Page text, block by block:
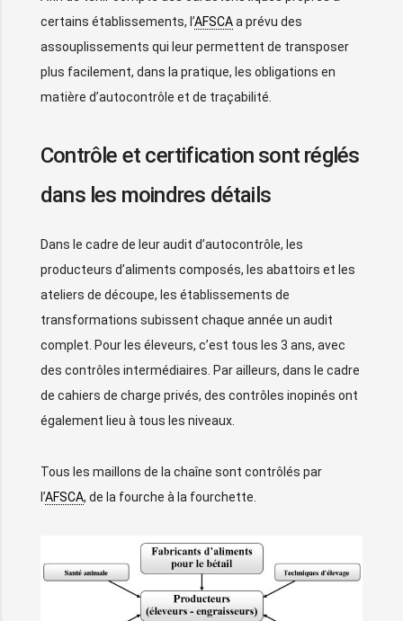
certains établissements, l’AFSCAa prévu des
assouplissements qui leur permettent de transposer
plus facilement, dans la pratique, les obligations en
matière d’autocontrôle et de traçabilité.
Contrôle et certification sont réglés
dans les moindres détails
Dans le cadre de leur audit d’autocontrôle, les
producteurs d’aliments composés, les abattoirs et les
ateliers de découpe, les établissements de
transformations subissent chaque année un audit
complet. Pour les éleveurs, c’est tous les 3 ans, avec
des contrôles intermédiaires. Par ailleurs, dans le cadre
de cahiers de charge privés, des contrôles inopinés ont
également lieu à tous les niveaux.
Tous les maillons de la chaîne sont contrôlés par
l’AFSCA, de la fourche à la fourchette.